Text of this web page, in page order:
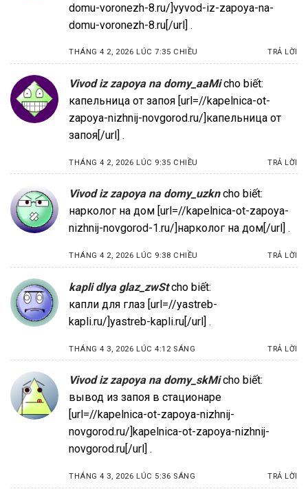
domu-voronezh-8.ru/]vyvod-iz-zapoya-na-
domu-voronezh-8.ru[/url] .
THÁNG 4 2, 2026 LÚC 7:35 CHIỀU TRẢ LỜI
Vivod iz zapoya na domy_aaMi cho biết:
капельница от запоя [url=//kapelnica-ot-
zapoya-nizhnij-novgorod.ru/]капельница от
запоя[/url] .
THÁNG 4 2, 2026 LÚC 9:35 CHIỀU TRẢ LỜI
Vivod iz zapoya na domy_uzkn cho biết:
нарколог на дом [url=//kapelnica-ot-zapoya-
nizhnij-novgorod-1.ru/]нарколог на дом[/url] .
THÁNG 4 2, 2026 LÚC 9:38 CHIỀU TRẢ LỜI
kapli dlya glaz_zwSt cho biết:
капли для глаз [url=//yastreb-
kapli.ru/]yastreb-kapli.ru[/url] .
THÁNG 4 3, 2026 LÚC 4:12 SÁNG TRẢ LỜI
Vivod iz zapoya na domy_skMi cho biết:
вывод из запоя в стационаре
[url=//kapelnica-ot-zapoya-nizhnij-
novgorod.ru/]kapelnica-ot-zapoya-nizhnij-
novgorod.ru[/url] .
THÁNG 4 3, 2026 LÚC 5:36 SÁNG TRẢ LỜI